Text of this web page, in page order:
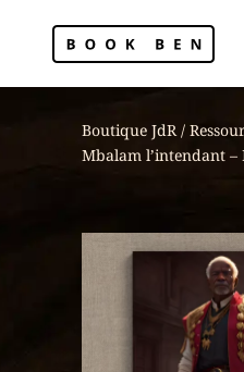
Boutique JdR/
Mbalam l’intendant –